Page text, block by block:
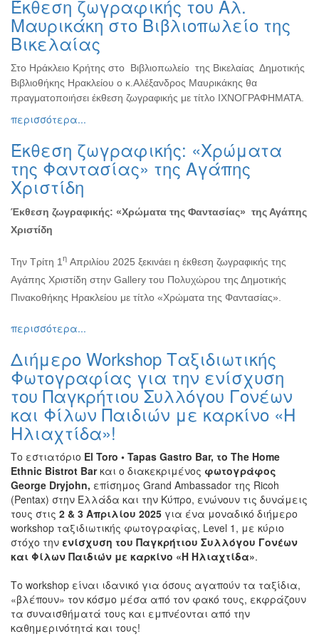
Ζωγραφική
Φωτογραφία
Τραγούδι
Μουσική
Κινηματογράφος
Χορός
Θέατρο
Παζάρι
Ειδών
Συνέδρια
Ημερίδες
-
Σεμινάρια-
Διαλέξεις-
Ομιλίες
Εκθέσεις
Εκδηλώσεις
για
Παιδιά
Άλλες
Εκδηλώσεις
ΤΟΠΟΣ
ΜΑΣ
ΔΗΜΟΣ
ΠΟΛΙΤΙΣΜΟΣ
ΑΝΘΕΚΤΙΚΗ
ΠΟΛΗ
Έκθεση ζωγραφικής του Αλ.
Μαυρικάκη στο Βιβλιοπωλείο της
Βικελαίας
Στο Ηράκλειο Κρήτης στο Βιβλιοπωλείο της Βικελαίας Δημοτικής
Βιβλιοθήκης Ηρακλείου ο κ.Αλέξανδρος Μαυρικάκης θα
πραγματοποιήσει έκθεση ζωγραφικής με τίτλο ΙΧΝΟΓΡΑΦΗΜΑΤΑ.
περισσότερα...
Έκθεση ζωγραφικής: «Χρώματα
της Φαντασίας» της Αγάπης
Χριστίδη
Έκθεση ζωγραφικής: «Χρώματα της Φαντασίας» της Αγάπης
Χριστίδη
Την Τρίτη 1 η Απριλίου 2025 ξεκινάει η έκθεση ζωγραφικής της
Αγάπης Χριστίδη στην Gallery του Πολυχώρου της Δημοτικής
Πινακοθήκης Ηρακλείου με τίτλο «Χρώματα της Φαντασίας».
περισσότερα...
Διήμερο Workshop Ταξιδιωτικής
Φωτογραφίας για την ενίσχυση
του Παγκρήτιου Συλλόγου Γονέων
και Φίλων Παιδιών με καρκίνο «Η
Ηλιαχτίδα»!
Το εστιατόριο El Toro • Tapas Gastro Bar, το The Home
Ethnic Bistrot Bar και ο διακεκριμένος φωτογράφος
George Dryjohn, επίσημος Grand Ambassador της Ricoh
(Pentax) στην Ελλάδα και την Κύπρο, ενώνουν τις δυνάμεις
τους στις 2 & 3 Απριλίου 2025 για ένα μοναδικό διήμερο
workshop ταξιδιωτικής φωτογραφίας, Level 1, με κύριο
στόχο την ενίσχυση του Παγκρήτιου Συλλόγου Γονέων
και Φίλων Παιδιών με καρκίνο «Η Ηλιαχτίδα».
Το workshop είναι ιδανικό για όσους αγαπούν τα ταξίδια,
«βλέπουν» τον κόσμο μέσα από τον φακό τους, εκφράζουν
τα συναισθήματά τους και εμπνέονται από την
καθημερινότητά και τους!